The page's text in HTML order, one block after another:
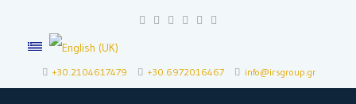
+30.2104617479 +30.6972016467 info@irsgroup.gr